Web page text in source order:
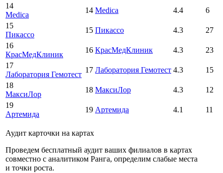
14
Medica
14 Medica 4.4
6
15
Пикассо
15 Пикассо 4.3
27
16
КрасМедКлиник
16 КрасМедКлиник 4.3
23
17
Лаборатория Гемотест
17 Лаборатория Гемотест 4.3
15
18
МаксиЛор
18 МаксиЛор 4.3
12
19
Артемида
19 Артемида 4.1 11
Аудит карточки на картах
Проведем бесплатный аудит ваших филиалов в картах
совместно с аналитиком Ранга, определим слабые места
и точки роста.